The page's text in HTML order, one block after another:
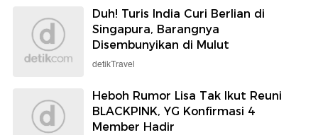
Duh! Turis India Curi Berlian di
Singapura, Barangnya
Disembunyikan di Mulut
detikTravel
Heboh Rumor Lisa Tak Ikut Reuni
BLACKPINK, YG Konfirmasi 4
Member Hadir